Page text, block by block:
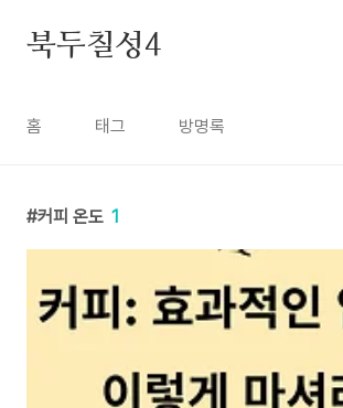
북두칠성4
홈 태그 방명록
커피 온도 1